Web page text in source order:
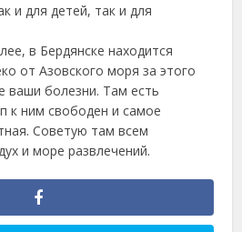
и для детей, так и для
в Бердянске находится
от Азовского моря за этого
ваши болезни. Там есть
к ним свободен и самое
Советую там всем
и море развлечений.